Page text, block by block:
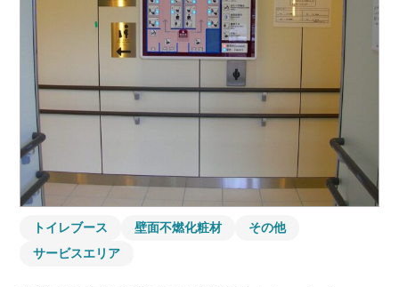
トイレブース 壁面不燃化粧材
その他
サービスエリア